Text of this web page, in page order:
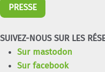
PRESSE
SUIVEZ-NOUS SUR LES
Sur mastodon
Sur facebook